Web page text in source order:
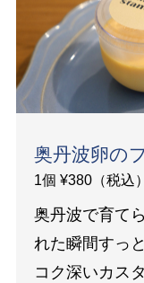
奥丹波卵の
1個 ¥380（税込）
奥丹波で育て
れた瞬間すっ
コク深いカス